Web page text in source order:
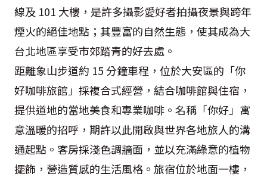
線及 101 大樓，是許多攝影愛好者拍攝夜景與跨年
煙火的絕佳地點；其豐富的自然生態，使其成為大
台北地區享受市郊踏青的好去處。
距離象山步道約 15 分鐘車程，位於大安區的「你
好咖啡旅館」採複合式經營，結合咖啡館與住宿，
提供道地的當地美食和專業咖啡。名稱「你好」寓
意溫暖的招呼，期許以此開啟與世界各地旅人的溝
通起點。客房採淺色調牆面，並以充滿綠意的植物
擺飾，營造質感的生活風格。旅宿位於地面一樓，